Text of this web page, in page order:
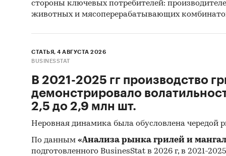
данных
стороны ключевых потребителей:
животных и мясоперерабатывающих
СТАТЬЯ, 4 АВГУСТА 2026
BUSINESSTAT
В 2021-2025 гг производство
демонстрировало
2,5 до 2,9 млн шт.
Неровная динамика была обусловлена чередой
По данным «Анализа рынка грилей и
подготовленного BusinesStat в 2026 г, в 2021-